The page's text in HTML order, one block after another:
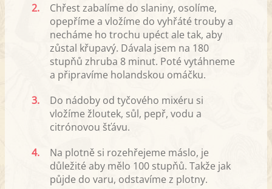
2.
Chřest zabalíme do slaniny, osolíme,
opepříme a vložíme do vyhřáté trouby a
necháme ho trochu upéct ale tak, aby
zůstal křupavý. Dávala jsem na 180
stupňů zhruba 8 minut. Poté vytáhneme
a připravíme holandskou omáčku.
3.
Do nádoby od tyčového mixéru si
vložíme žloutek, sůl, pepř, vodu a
citrónovou šťávu.
4.
Na plotně si rozehřejeme máslo, je
důležité aby mělo 100 stupňů. Takže jak
půjde do varu, odstavíme z plotny.